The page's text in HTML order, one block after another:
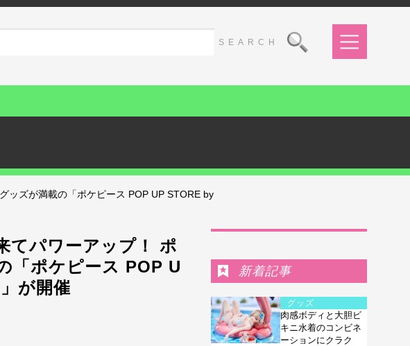
ッズが満載の「ポケピース POP UP STORE by
てパワーアップ！ ポ
「ポケピース POP U
が開催
新着記事
グッズ
肉感ボディと大胆ビ
キニ水着のコンビネ
ーションにクラク